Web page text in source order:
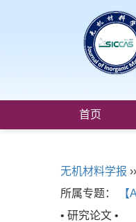
首页
无机材料学报 ››
所属专题：
• 研究论文 •